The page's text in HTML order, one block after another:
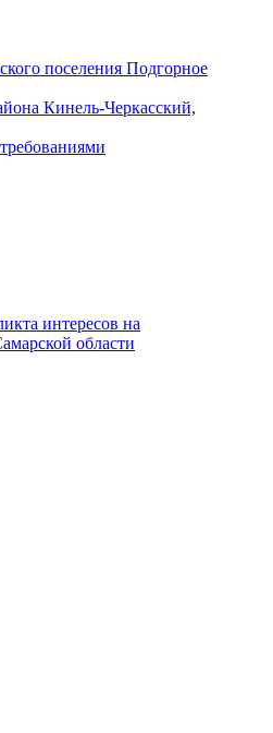
поселения Подгорное
Кинель-Черкасский,
интересов на
области